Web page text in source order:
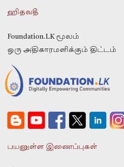
ஹிதவதீ
Foundation.LK மூலம்
ஒரு அதிகாரமளிக்கும் திட்டம்
பயனுள்ள இணைப்புகள்